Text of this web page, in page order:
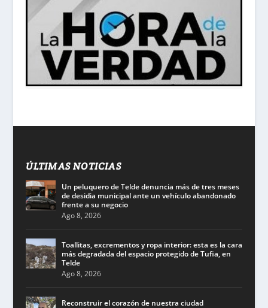
ÚLTIMAS NOTICIAS
Un peluquero de Telde denuncia más de tres meses
de desidia municipal ante un vehículo abandonado
frente a su negocio
Ago 8, 2026
Toallitas, excrementos y ropa interior: esta es la cara
más degradada del espacio protegido de Tufia, en
Telde
Ago 8, 2026
Reconstruir el corazón de nuestra ciudad